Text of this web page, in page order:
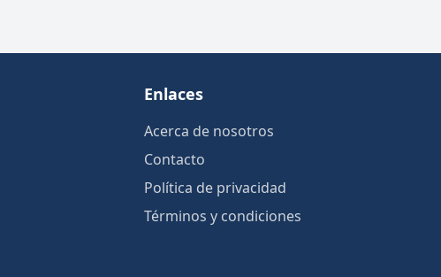
Enlaces
Acerca de nosotros
Contacto
Política de privacidad
Términos y condiciones